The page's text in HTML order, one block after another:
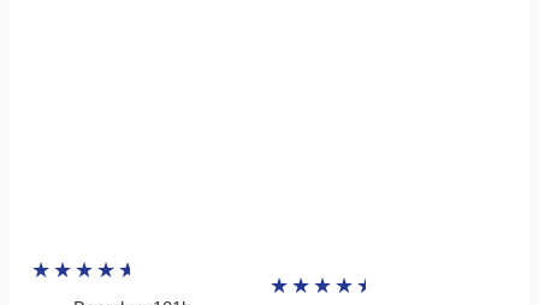
★ ★ ★ ★ ★
★ ★ ★ ★ ★